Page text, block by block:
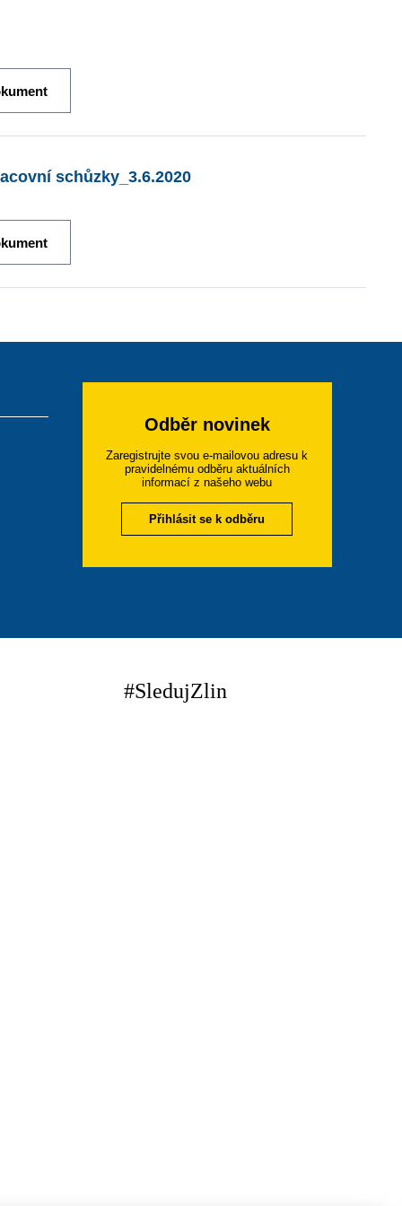
schůzky_3.6.2020
Odběr novinek
Zaregistrujte svou e-mailovou adresu k
pravidelnému odběru aktuálních
informací z našeho webu
Přihlásit se k odběru
#SledujZlin